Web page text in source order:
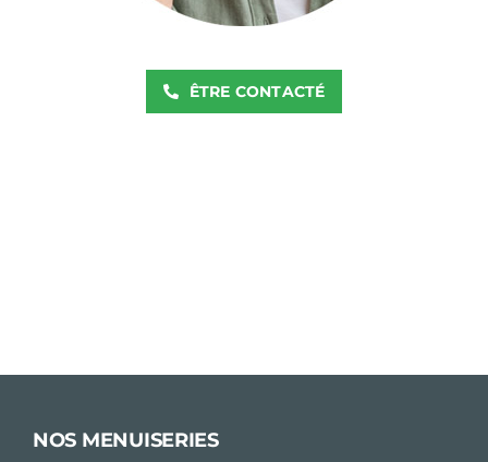
ÊTRE CONTACTÉ
NOS MENUISERIES